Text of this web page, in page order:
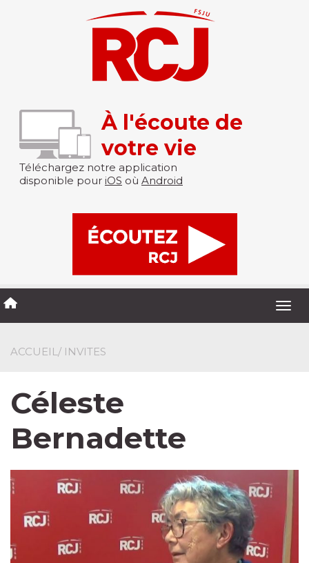
À l'écoute de
votre vie
Téléchargez notre application
disponible pour iOS où Android
ACCUEIL/ INVITES
Céleste
Bernadette